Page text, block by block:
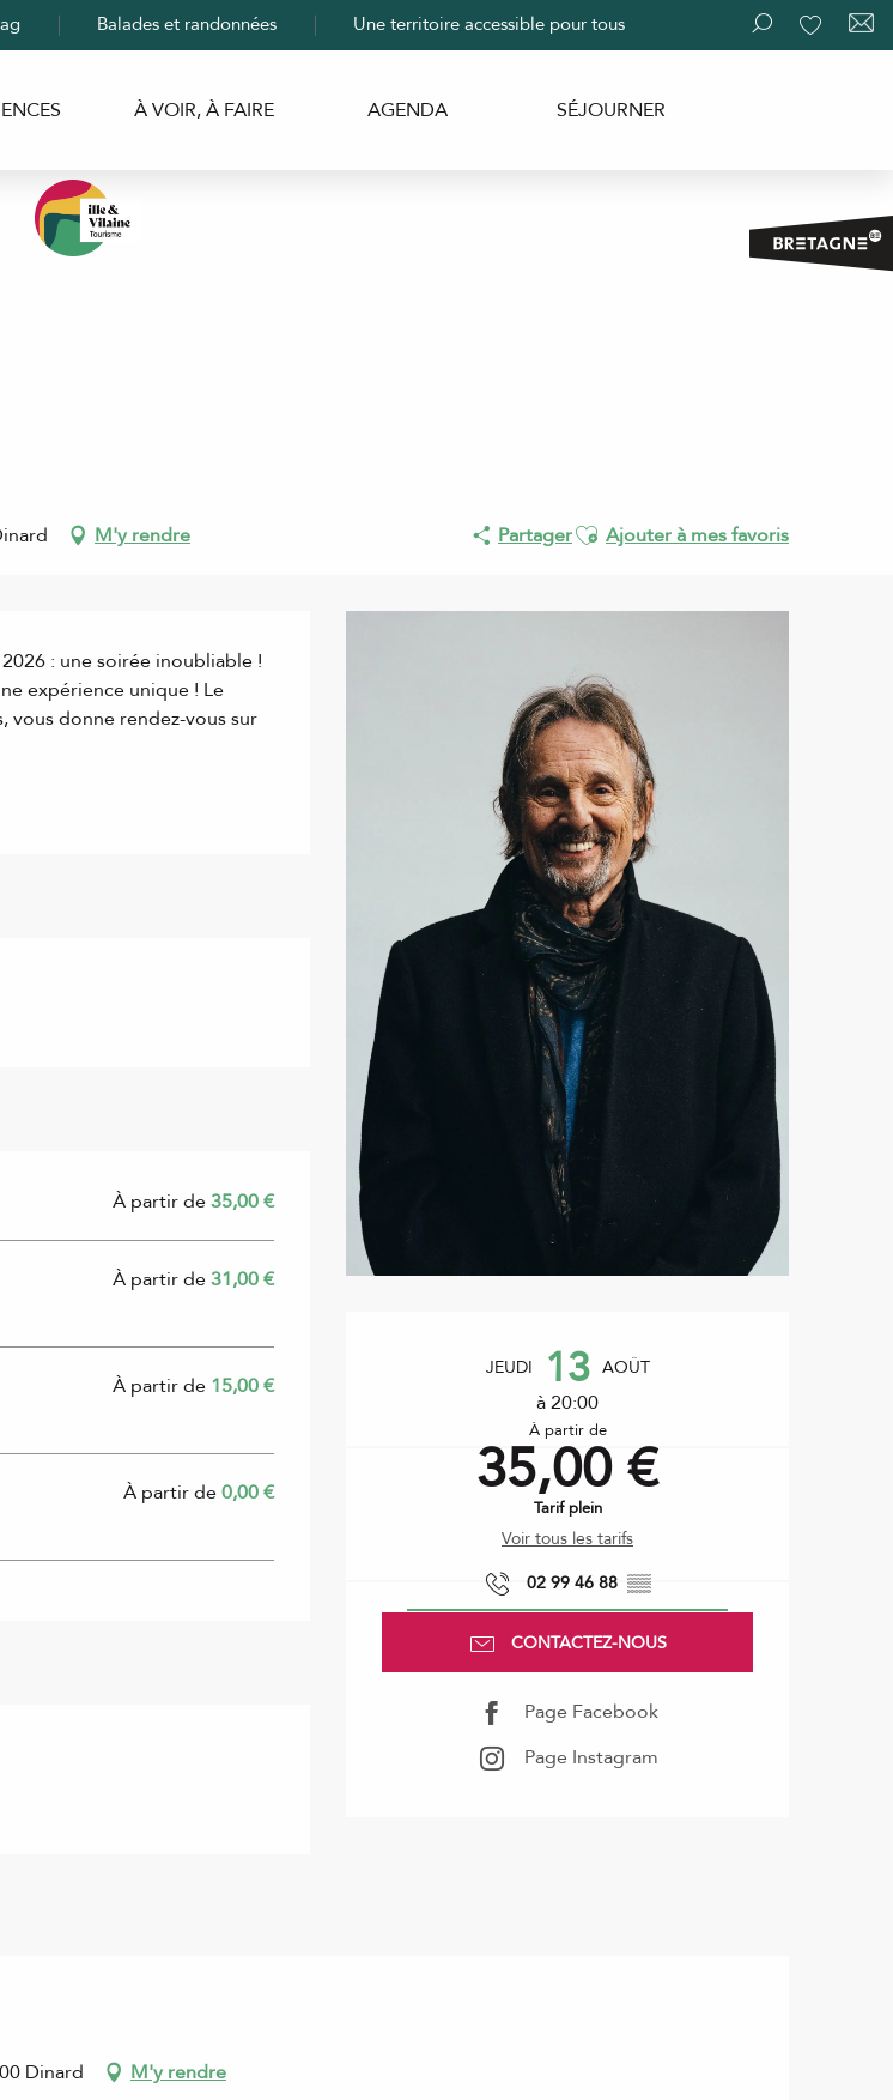
Recherche
Balades et randonnées Une territoire accessible pour tous
À VOIR, À FAIRE AGENDA SÉJOURNER
M'y rendre PartagerAjouter aux favoris
Ajouter à mes favoris
JEUDI 13 AOÛT
à 20:00
À partir de
35,00 €
Tarif plein
Voir tous les tarifs
02 99 46 88 ▒▒
CONTACTEZ-NOUS
Page Facebook
Page Instagram
: une soirée inoubliable !
expérience unique ! Le
vous donne rendez-vous sur
À partir de35,00 €
À partir de31,00 €
À partir de 15,00 €
À partir de0,00 €
Dinard M'y rendre